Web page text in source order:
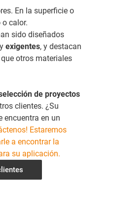
En la superficie o
calor.
sido diseñados
exigentes, y destacan
otros materiales
de proyectos
clientes. ¿Su
encuentra en un
Estaremos
a encontrar la
su aplicación.